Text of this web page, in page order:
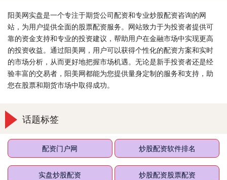
阳美网实盘是一个专注于期货公司配资和专业炒股配资咨询的网
站，为用户提供全面的股票配资服务。网站致力于为投资者提供可
靠的资金支持和专业的投资建议，帮助用户在金融市场中实现更高
的投资收益。通过阳美网，用户可以获得个性化的配资方案和实时
的市场分析，从而更好地把握市场机遇。无论是新手投资者还是经
验丰富的交易者，阳美网都能为您提供量身定制的服务和支持，助
您在股票和期货市场中取得成功。
话题标签
配资门户网 炒股配资软件排名
实盘炒股配资 炒股配资股票配资